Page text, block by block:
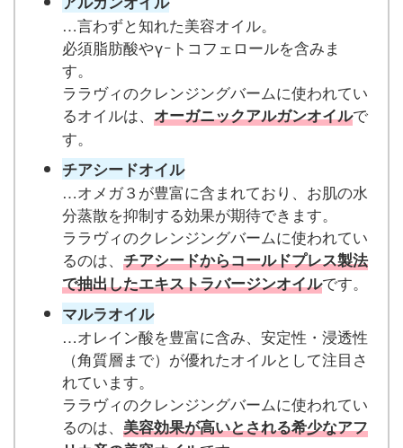
…言わずと知れた美容オイル。
必須脂肪酸やγｰトコフェロールを含みま
す。
ララヴィのクレンジングバームに使われてい
るオイルは、 オーガニックアルガンオイルで
す。
チアシードオイル
…オメガ３が豊富に含まれており、お肌の水
分蒸散を抑制する効果が期待できます。
ララヴィのクレンジングバームに使われてい
るのは、 チアシードからコールドプレス製法
で抽出したエキストラバージンオイルです。
マルラオイル
…オレイン酸を豊富に含み、安定性・浸透性
（角質層まで）が優れたオイルとして注目さ
れています。
ララヴィのクレンジングバームに使われてい
るのは、 美容効果が高いとされる希少なアフ